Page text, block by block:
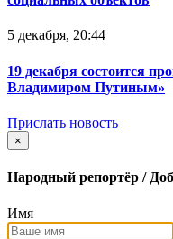
5 декабря, 20:44
19 декабря состоится
Владимиром Путиным»
Прислать новость
×
Народный репортёр /
Имя